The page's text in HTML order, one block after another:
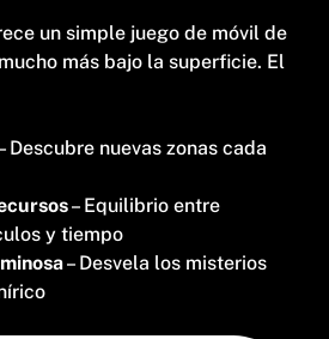
un simple juego de móvil de
más bajo la superficie. El
Descubre nuevas zonas cada
– Equilibrio entre
y tiempo
– Desvela los misterios